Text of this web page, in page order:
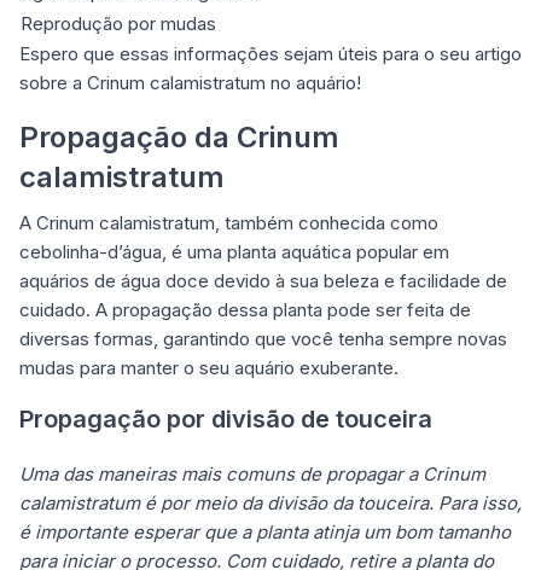
Reprodução por mudas
Espero que essas informações sejam úteis para o seu artigo
sobre a Crinum calamistratum no aquário!
Propagação da Crinum
calamistratum
A Crinum calamistratum, também conhecida como
cebolinha-d’água, é uma planta aquática popular em
aquários de água doce devido à sua beleza e facilidade de
cuidado. A propagação dessa planta pode ser feita de
diversas formas, garantindo que você tenha sempre novas
mudas para manter o seu aquário exuberante.
Propagação por divisão de touceira
Uma das maneiras mais comuns de propagar a Crinum
calamistratum é por meio da divisão da touceira. Para isso,
é importante esperar que a planta atinja um bom tamanho
para iniciar o processo. Com cuidado, retire a planta do